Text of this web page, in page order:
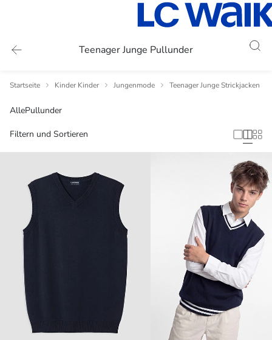
Teenager Junge Pullunder
Startseite Kinder Kinder Jungenmode Teenager Junge Strickjacken
AllePullunder
Filtern und Sortieren